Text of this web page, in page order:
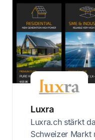
Luxra
Luxra.ch stärkt
Schweizer Markt